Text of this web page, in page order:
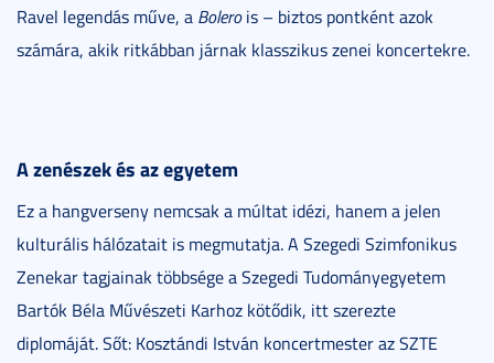
Ravel legendás műve, a Bolerois – biztos pontként azok
számára, akik ritkábban járnak klasszikus zenei koncertekre.
A zenészek és az egyetem
Ez a hangverseny nemcsak a múltat idézi, hanem a jelen
kulturális hálózatait is megmutatja. A Szegedi Szimfonikus
Zenekar tagjainak többsége a Szegedi Tudományegyetem
Bartók Béla Művészeti Karhoz kötődik, itt szerezte
diplomáját. Sőt: Kosztándi István koncertmester az SZTE